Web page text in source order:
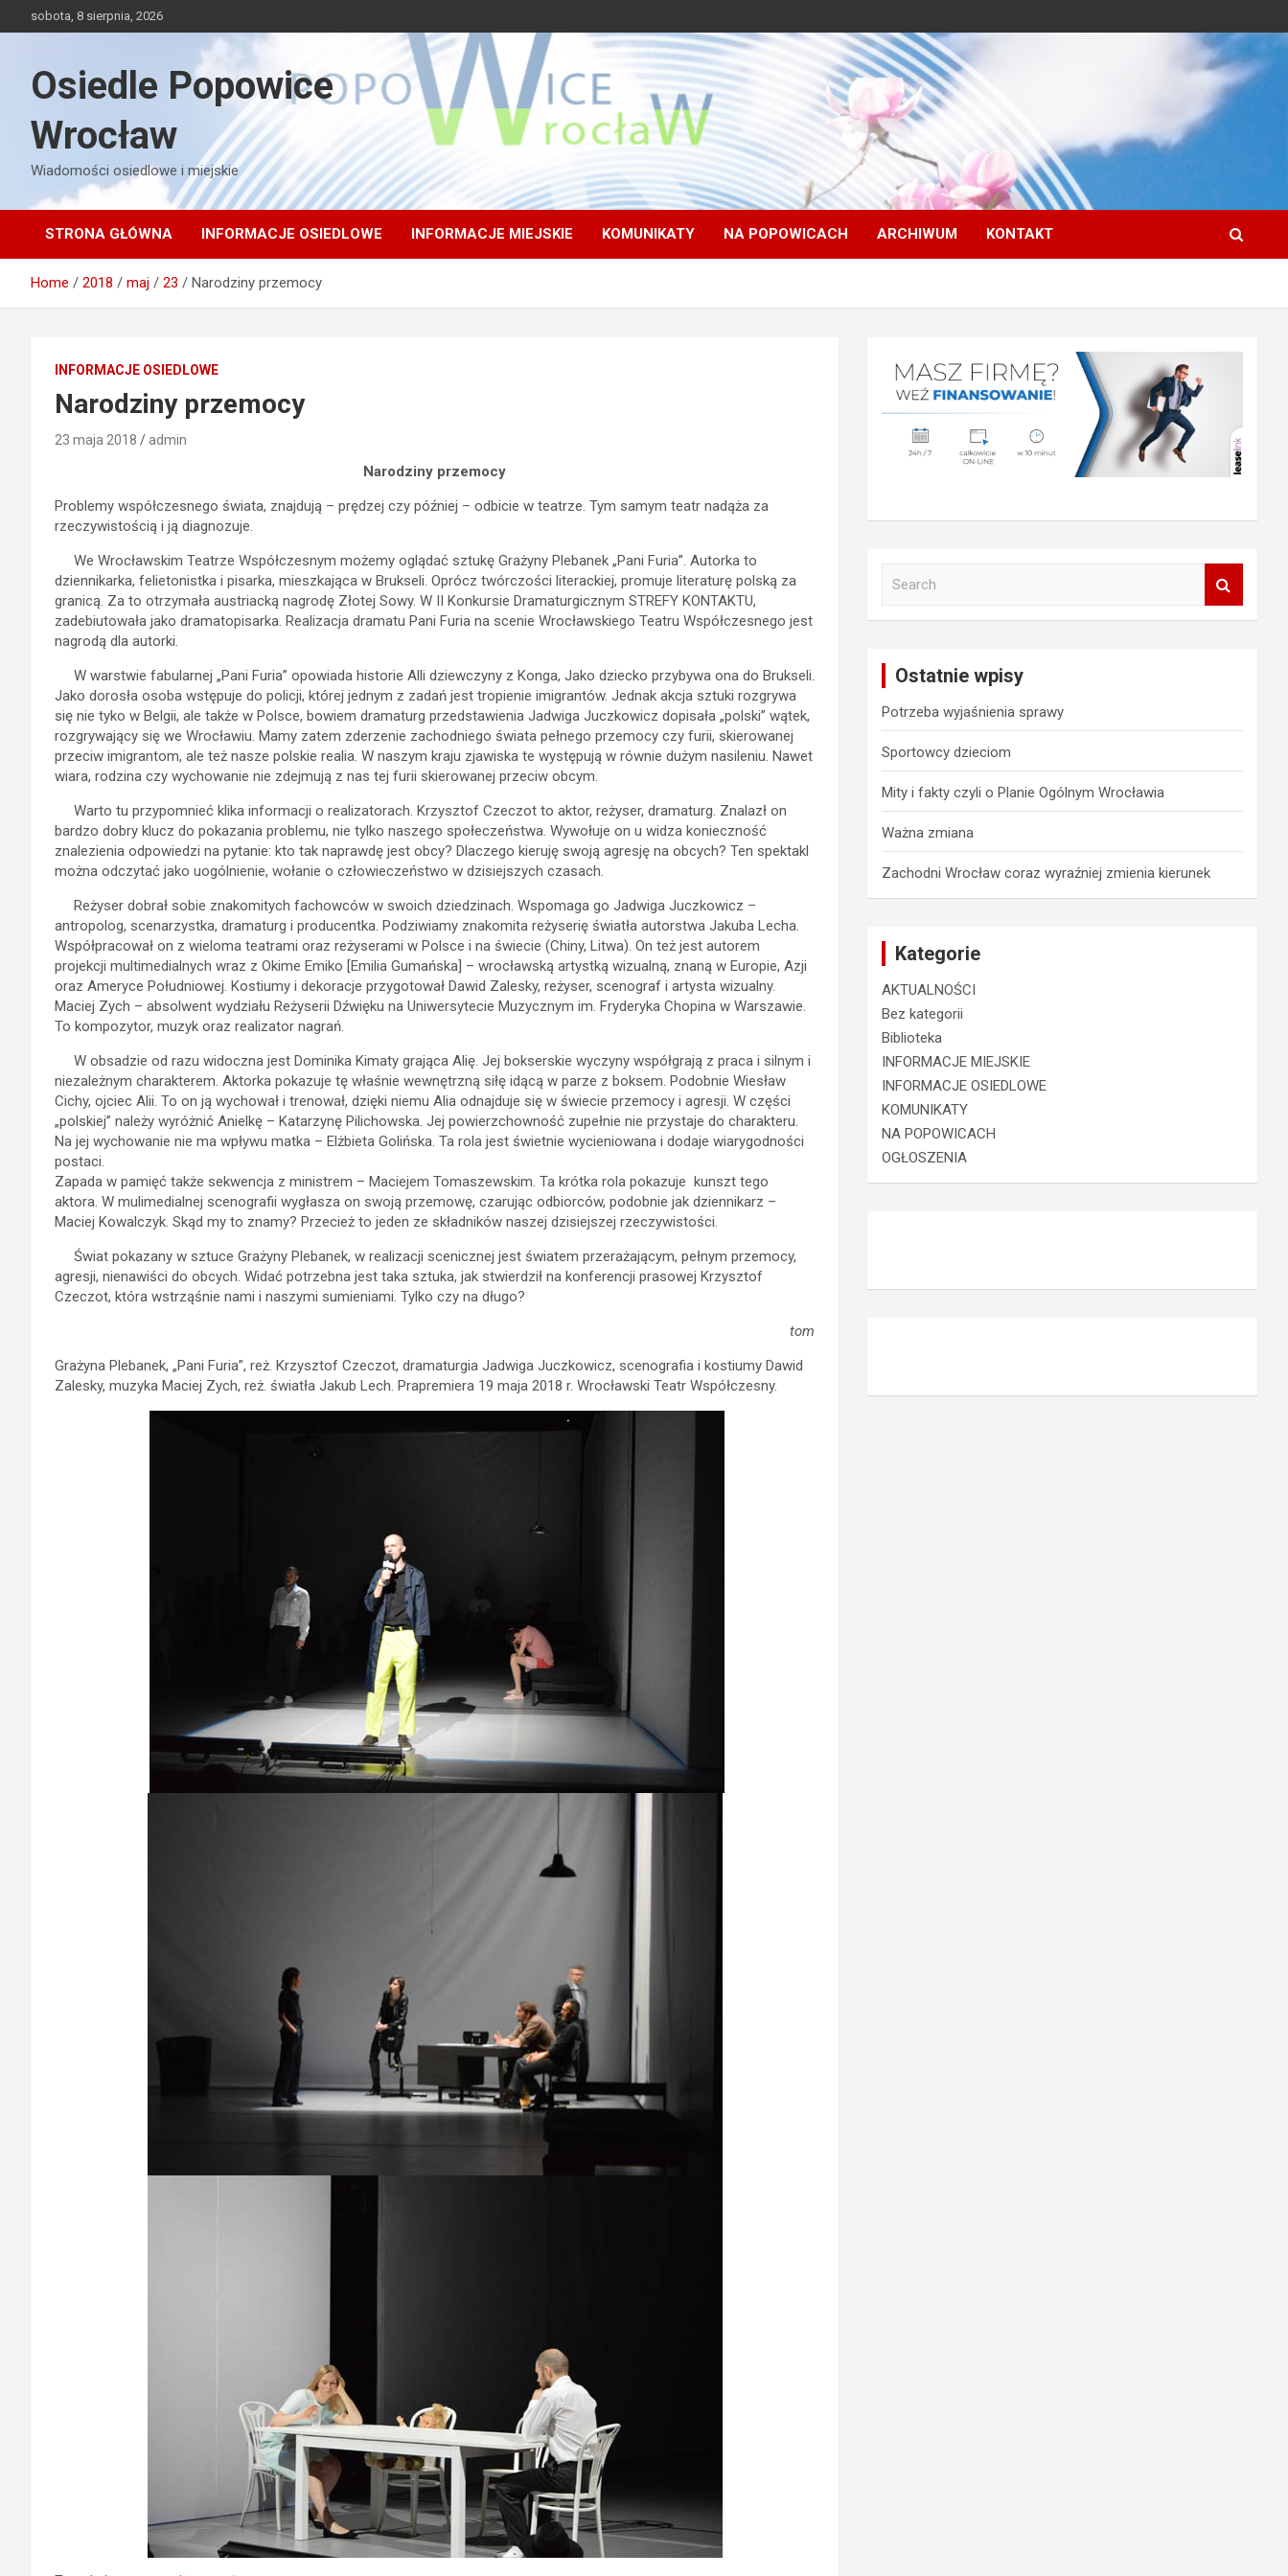
to
sobota, 8 sierpnia, 2026
Osiedle Popowice
Wrocław
Wiadomości osiedlowe i miejskie
STRONA GŁÓWNA INFORMACJE OSIEDLOWE INFORMACJE MIEJSKIE KOMUNIKATY NA POPOWICACH ARCHIWUM KONTAKT
Home 2018 maj 23 Narodziny przemocy
INFORMACJE OSIEDLOWE
Narodziny przemocy
23 maja 2018 admin
Narodziny przemocy
Problemy współczesnego świata, znajdują – prędzej czy później – odbicie w teatrze. Tym samym teatr nadąża za
rzeczywistością i ją diagnozuje.
We Wrocławskim Teatrze Współczesnym możemy oglądać sztukę Grażyny Plebanek „Pani Furia”. Autorka to
dziennikarka, felietonistka i pisarka, mieszkająca w Brukseli. Oprócz twórczości literackiej, promuje literaturę polską za
granicą. Za to otrzymała austriacką nagrodę Złotej Sowy. W II Konkursie Dramaturgicznym STREFY KONTAKTU,
zadebiutowała jako dramatopisarka. Realizacja dramatu Pani Furia na scenie Wrocławskiego Teatru Współczesnego jest
nagrodą dla autorki.
W warstwie fabularnej „Pani Furia” opowiada historie Alli dziewczyny z Konga, Jako dziecko przybywa ona do Brukseli.
Jako dorosła osoba wstępuje do policji, której jednym z zadań jest tropienie imigrantów. Jednak akcja sztuki rozgrywa
się nie tyko w Belgii, ale także w Polsce, bowiem dramaturg przedstawienia Jadwiga Juczkowicz dopisała „polski” wątek,
rozgrywający się we Wrocławiu. Mamy zatem zderzenie zachodniego świata pełnego przemocy czy furii, skierowanej
przeciw imigrantom, ale też nasze polskie realia. W naszym kraju zjawiska te występują w równie dużym nasileniu. Nawet
wiara, rodzina czy wychowanie nie zdejmują z nas tej furii skierowanej przeciw obcym.
Warto tu przypomnieć klika informacji o realizatorach. Krzysztof Czeczot to aktor, reżyser, dramaturg. Znalazł on
bardzo dobry klucz do pokazania problemu, nie tylko naszego społeczeństwa. Wywołuje on u widza konieczność
znalezienia odpowiedzi na pytanie: kto tak naprawdę jest obcy? Dlaczego kieruję swoją agresję na obcych? Ten spektakl
można odczytać jako uogólnienie, wołanie o człowieczeństwo w dzisiejszych czasach.
Reżyser dobrał sobie znakomitych fachowców w swoich dziedzinach. Wspomaga go Jadwiga Juczkowicz –
antropolog, scenarzystka, dramaturg i producentka. Podziwiamy znakomita reżyserię światła autorstwa Jakuba Lecha.
Współpracował on z wieloma teatrami oraz reżyserami w Polsce i na świecie (Chiny, Litwa). On też jest autorem
projekcji multimedialnych wraz z Okime Emiko [Emilia Gumańska] – wrocławską artystką wizualną, znaną w Europie, Azji
oraz Ameryce Południowej. Kostiumy i dekoracje przygotował Dawid Zalesky, reżyser, scenograf i artysta wizualny.
Maciej Zych – absolwent wydziału Reżyserii Dźwięku na Uniwersytecie Muzycznym im. Fryderyka Chopina w Warszawie.
To kompozytor, muzyk oraz realizator nagrań.
W obsadzie od razu widoczna jest Dominika Kimaty grająca Alię. Jej bokserskie wyczyny współgrają z praca i silnym i
niezależnym charakterem. Aktorka pokazuje tę właśnie wewnętrzną siłę idącą w parze z boksem. Podobnie Wiesław
Cichy, ojciec Alii. To on ją wychował i trenował, dzięki niemu Alia odnajduje się w świecie przemocy i agresji. W części
„polskiej” należy wyróżnić Anielkę – Katarzynę Pilichowska. Jej powierzchowność zupełnie nie przystaje do charakteru.
Na jej wychowanie nie ma wpływu matka – Elżbieta Golińska. Ta rola jest świetnie wycieniowana i dodaje wiarygodności
postaci.
Zapada w pamięć także sekwencja z ministrem – Maciejem Tomaszewskim. Ta krótka rola pokazuje kunszt tego
aktora. W mulimedialnej scenografii wygłasza on swoją przemowę, czarując odbiorców, podobnie jak dziennikarz –
Maciej Kowalczyk. Skąd my to znamy? Przecież to jeden ze składników naszej dzisiejszej rzeczywistości.
Świat pokazany w sztuce Grażyny Plebanek, w realizacji scenicznej jest światem przerażającym, pełnym przemocy,
agresji, nienawiści do obcych. Widać potrzebna jest taka sztuka, jak stwierdził na konferencji prasowej Krzysztof
Czeczot, która wstrząśnie nami i naszymi sumieniami. Tylko czy na długo?
tom
Grażyna Plebanek, „Pani Furia”, reż. Krzysztof Czeczot, dramaturgia Jadwiga Juczkowicz, scenografia i kostiumy Dawid
Zalesky, muzyka Maciej Zych, reż. światła Jakub Lech. Prapremiera 19 maja 2018 r. Wrocławski Teatr Współczesny.
Ostatnie wpisy
Potrzeba wyjaśnienia sprawy
Sportowcy dzieciom
Mity i fakty czyli o Planie Ogólnym Wrocławia
Ważna zmiana
Zachodni Wrocław coraz wyraźniej zmienia kierunek
Kategorie
AKTUALNOŚCI
Bez kategorii
Biblioteka
INFORMACJE MIEJSKIE
INFORMACJE OSIEDLOWE
KOMUNIKATY
NA POPOWICACH
OGŁOSZENIA